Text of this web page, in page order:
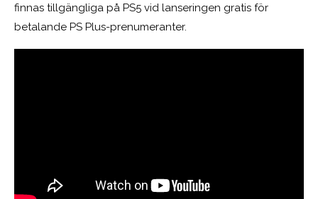
finnas tillgängliga på PS5 vid lanseringen gratis för
betalande PS Plus-prenumeranter.